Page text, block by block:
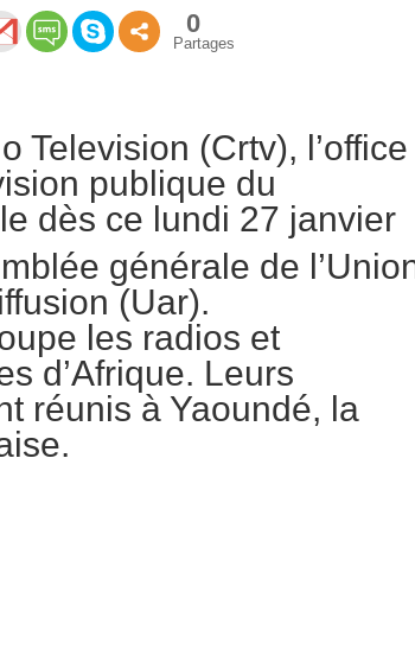
0
Partages
Television (Crtv), l’office
publique du
dès ce lundi 27 janvier
générale de
(Uar).
les radios et
d’Afrique. Leurs
réunis à Yaoundé, la